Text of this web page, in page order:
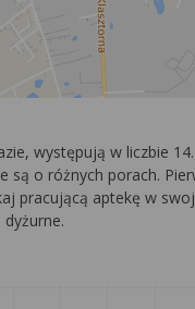
występują w liczbie
o różnych porach.
pracującą aptekę w